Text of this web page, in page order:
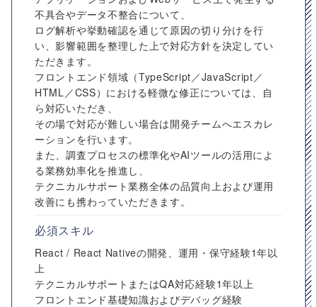
不具合やデータ不整合について、
ログ解析や挙動確認を通じて原因の切り分けを行
い、影響範囲を整理した上で対応方針を決定してい
ただきます。
フロントエンド領域（TypeScript／JavaScript／
HTML／CSS）における軽微な修正については、自
ら対応いただき、
その場で対応が難しい場合は開発チームへエスカレ
ーションを行います。
また、調査プロセスの標準化やAIツールの活用によ
る業務効率化を推進し、
テクニカルサポート業務全体の品質向上および運用
改善にも携わっていただきます。
必須スキル
React / React Nativeの開発、運用・保守経験1年以
上
テクニカルサポートまたはQA対応経験1年以上
フロントエンド基礎知識およびデバッグ経験